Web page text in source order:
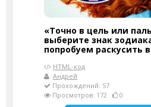
«Точно в цель или
выберите знак
попробуем раскусить
HTML-код
Андрей
Прохождений: 57
Просмотров: 172
0